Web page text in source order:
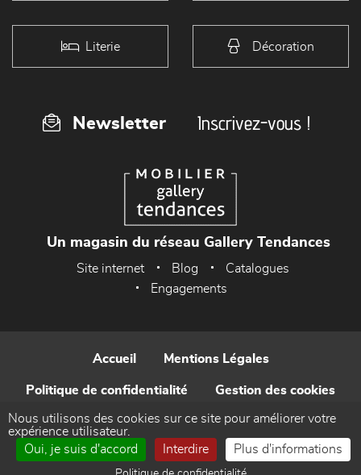
Literie Décoration
Newsletter Inscrivez-vous !
Un magasin du réseau Gallery Tendances
Site internet Blog
Catalogues
Engagements
Accueil Mentions Légales
Politique de confidentialité Gestion des cookies
Contact
Réalisé par WEB Enseignes
Nous utilisons des cookies sur ce site pour améliorer votre
expérience utilisateur.
Oui, je suis d'accord
Interdire Plus d'informations